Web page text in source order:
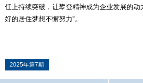
任上持续突破，让攀登精神成为企业发展的动
好的居住梦想不懈努力”。
2025年第7期